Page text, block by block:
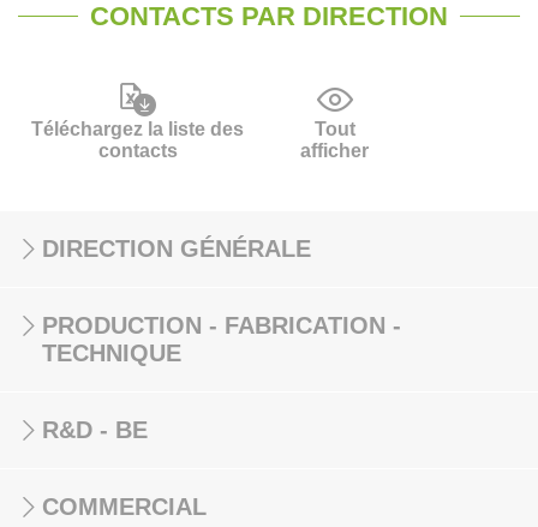
CONTACTS PAR DIRECTION
Téléchargez la liste des
contacts
Tout
afficher
DIRECTION GÉNÉRALE
PRODUCTION - FABRICATION -
TECHNIQUE
R&D - BE
COMMERCIAL